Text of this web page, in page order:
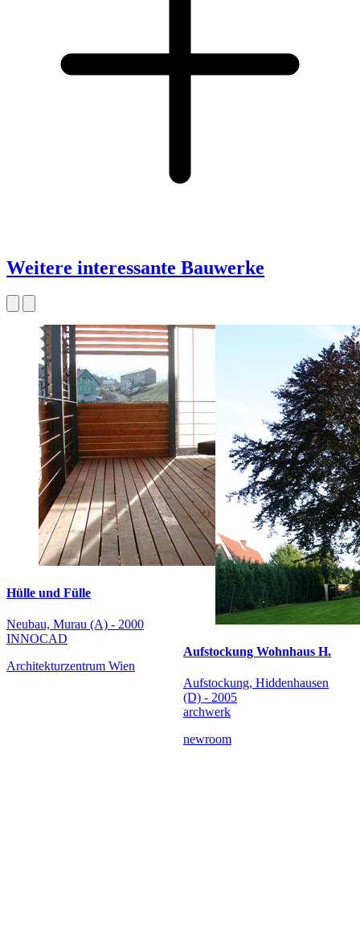
Weitere interessante Bauwerke
Hülle und Fülle
Neubau, Murau (A) - 2000
INNOCAD
Architekturzentrum Wien
Aufstockung Wohnhaus H.
Aufstockung, Hiddenhausen
(D) - 2005
archwerk
newroom